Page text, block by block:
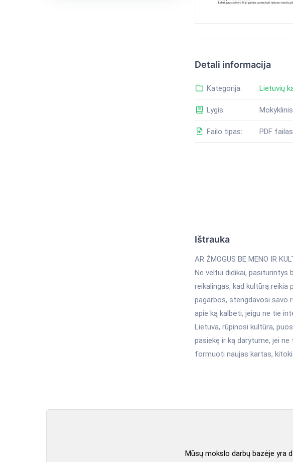
Detali informacija
Kategorija: Lietuvių
Lygis: Mokyklinis
Failo tipas: PDF failas
Ištrauka
AR ŽMOGUS BE MENO IR
Ne veltui didikai, pasiturintys
reikalingas, kad kultūrą
pagarbos, stengdavosi savo
apie ką kalbėti, jeigu ne tie
Lietuva, rūpinosi kultūra,
pasiekę ir ką darytume, jei
formuoti naujas kartas,
Mūsų mokslo darbų bazėje yra